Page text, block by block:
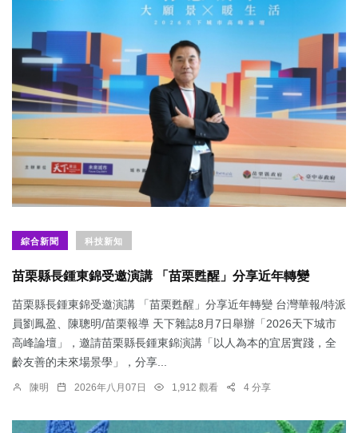
綜合新聞 科技新知
苗栗縣長鍾東錦受邀演講 「苗栗甦醒」分享近年轉變
苗栗縣長鍾東錦受邀演講 「苗栗甦醒」分享近年轉變 台灣華報/特派
員劉鳳盈、陳聰明/苗栗報導 天下雜誌8月7日舉辦「2026天下城市
高峰論壇」，邀請苗栗縣長鍾東錦演講「以人為本的宜居實踐，全
齡友善的未來場景學」，分享...
陳明 2026年八月07日 1,912 觀看 4 分享